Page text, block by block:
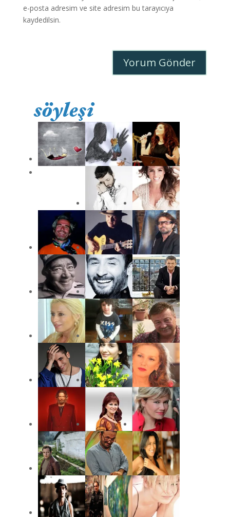
e-posta adresim ve site adresim bu tarayıcıya
kaydedilsin.